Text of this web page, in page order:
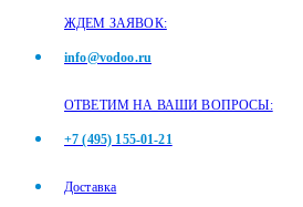
ЖДЕМ ЗАЯВОК:
info@vodoo.ru
ОТВЕТИМ НА ВАШИ ВОПРОСЫ:
+7 (495) 155-01-21
Доставка